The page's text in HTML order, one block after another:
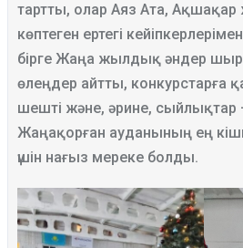
тартты, олар Аяз Ата, Ақшақар
көптеген ертегі
бірге Жаңа жылдық әндер
өлеңдер айтты, конкурстарға
шешті және, әрине, сыйлықтар
Жаңақорған ауданының ең
үшін нағыз мереке болды.